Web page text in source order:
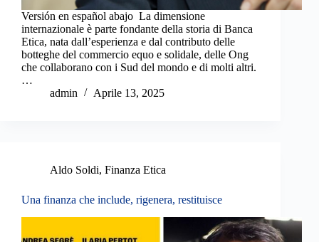
Versión en español abajo La dimensione
internazionale è parte fondante della storia di Banca
Etica, nata dall’esperienza e dal contributo delle
botteghe del commercio equo e solidale, delle Ong
che collaborano con i Sud del mondo e di molti altri.
…
admin
Aprile 13, 2025
Aldo Soldi, Finanza Etica
Una finanza che include, rigenera, restituisce